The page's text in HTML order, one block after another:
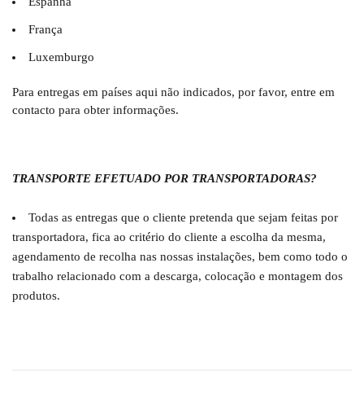
França
Luxemburgo
Para entregas em países aqui não indicados, por favor, entre em
contacto para obter informações.
TRANSPORTE EFETUADO POR TRANSPORTADORAS?
Todas as entregas que o cliente pretenda que sejam feitas por
transportadora, fica ao critério do cliente a escolha da mesma,
agendamento de recolha nas nossas instalações, bem como todo o
trabalho relacionado com a descarga, colocação e montagem dos
produtos.